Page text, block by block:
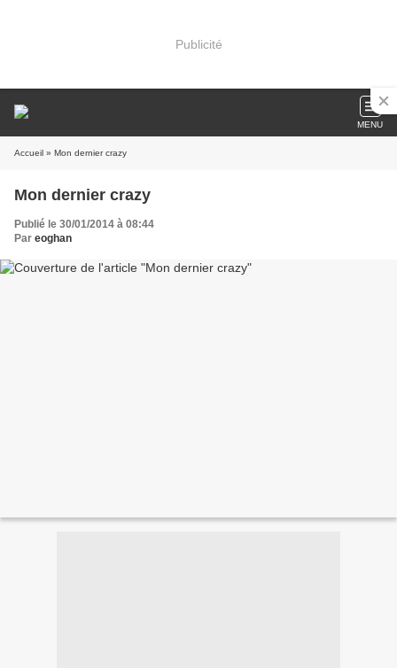
Publicité
MENU
Accueil » Mon dernier crazy
Mon dernier crazy
Publié le 30/01/2014 à 08:44
Par eoghan